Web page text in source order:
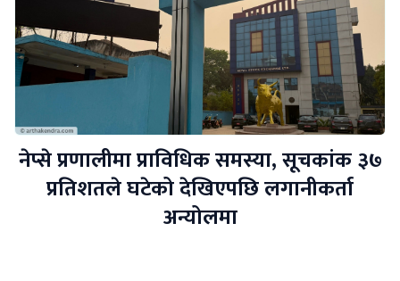
नेप्से प्रणालीमा प्राविधिक समस्या, सूचकांक ३७
प्रतिशतले घटेको देखिएपछि लगानीकर्ता
अन्योलमा